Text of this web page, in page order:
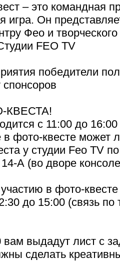
– это командная
игра. Он
Фео и
FEO TV
победители
КВЕСТА!
с 11:00 до
в фото-квесте может
у студии Feo TV
А (во дворе
в фото-
до 15:00 (связь по
выдадут лист с
сделать